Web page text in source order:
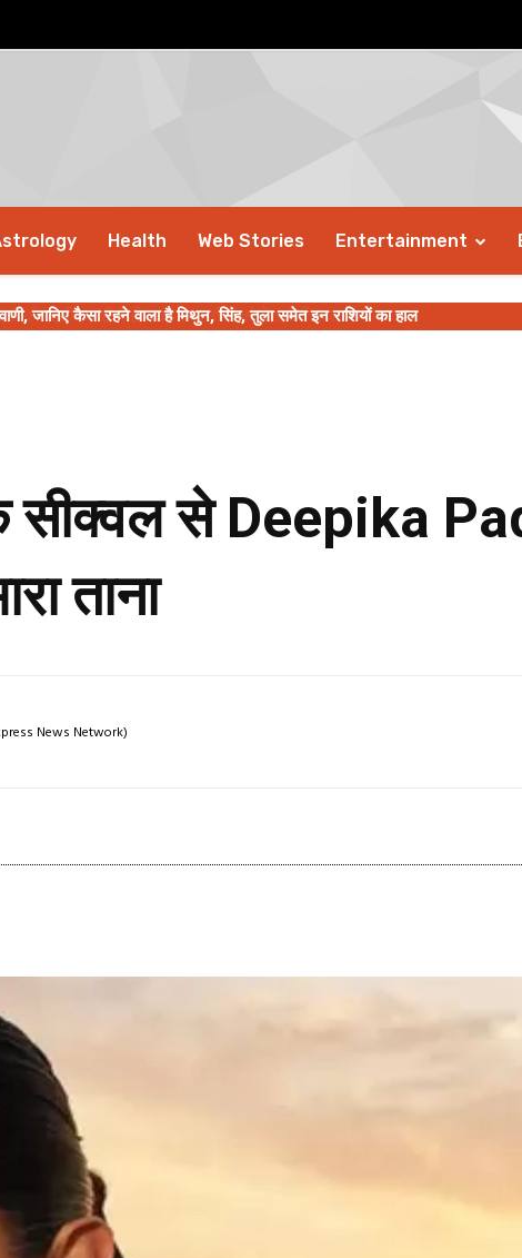
Health Web Stories Entertainment
पहली छमाही में ही 3323 भारतीयों को देश से निकाला
से Deepika
ताना
News Network)